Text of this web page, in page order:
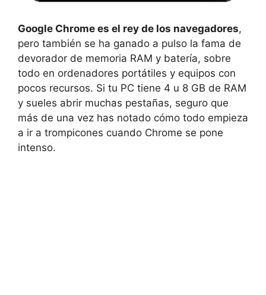
Google Chrome es el rey de los navegadores,
pero también se ha ganado a pulso la fama de
devorador de memoria RAM y batería, sobre
todo en ordenadores portátiles y equipos con
pocos recursos. Si tu PC tiene 4 u 8 GB de RAM
y sueles abrir muchas pestañas, seguro que
más de una vez has notado cómo todo empieza
a ir a trompicones cuando Chrome se pone
intenso.